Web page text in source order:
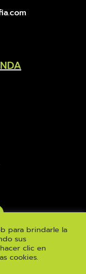
para brindarle la
sus
clic en
cookies.